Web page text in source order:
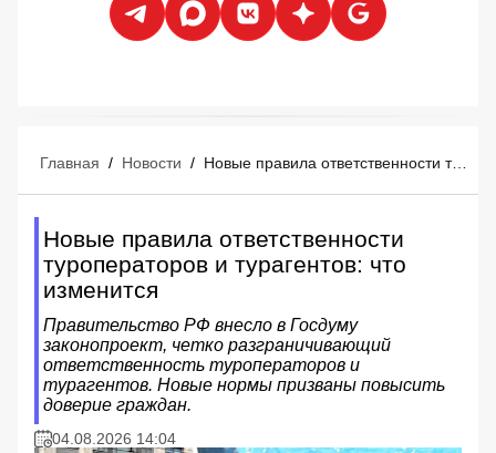
Главная / Новости / Новые правила ответственности туроператоров и турагентов: что изменится
Новые правила ответственности
туроператоров и турагентов: что
изменится
Правительство РФ внесло в Госдуму
законопроект, четко разграничивающий
ответственность туроператоров и
турагентов. Новые нормы призваны повысить
доверие граждан.
04.08.2026 14:04